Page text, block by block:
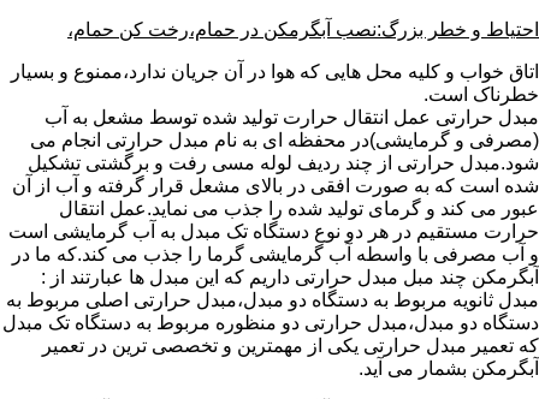
احتیاط و خطر بزرگ:نصب آبگرمکن در حمام،رخت کن حمام،
اتاق خواب و کلیه محل هایی که هوا در آن جریان ندارد،ممنوع و بسیار
خطرناک است.
مبدل حرارتی عمل انتقال حرارت تولید شده توسط مشعل به آب
(مصرفی و گرمایشی)در محفظه ای به نام مبدل حرارتی انجام می
شود.مبدل حرارتی از چند ردیف لوله مسی رفت و برگشتی تشکیل
شده است که به صورت افقی در بالای مشعل قرار گرفته و آب از آن
عبور می کند و گرمای تولید شده را جذب می نماید.عمل انتقال
حرارت مستقیم در هر دو نوع دستگاه تک مبدل به آب گرمایشی است
و آب مصرفی با واسطه آب گرمایشی گرما را جذب می کند.که ما در
آبگرمکن چند مبل مبدل حرارتی داریم که این مبدل ها عبارتند از :
مبدل ثانویه مربوط به دستگاه دو مبدل،مبدل حرارتی اصلی مربوط به
دستگاه دو مبدل،مبدل حرارتی دو منظوره مربوط به دستگاه تک مبدل
که تعمیر مبدل حرارتی یکی از مهمترین و تخصصی ترین در تعمیر
آبگرمکن بشمار می آید.